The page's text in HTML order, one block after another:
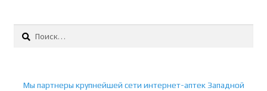
Найти:
Мы партнеры крупнейшей сети интернет-аптек Западной